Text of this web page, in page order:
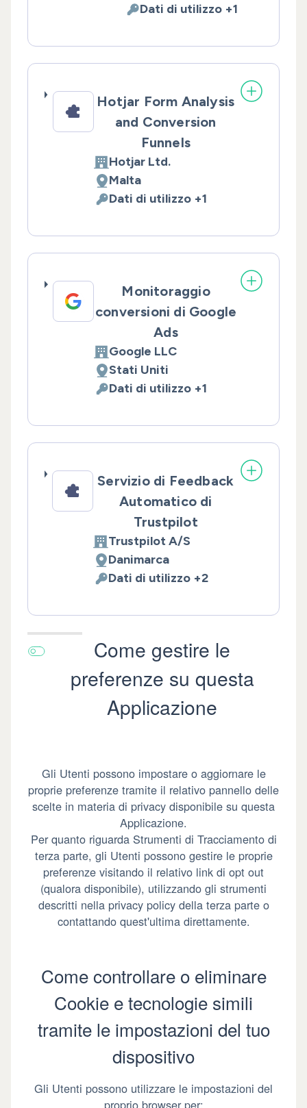
Dati Personali trattati:
Dati di utilizzo +1
Hotjar Form Analysis
and Conversion
Funnels
Azienda:
Hotjar Ltd.
Luogo del trattamento:
Malta
Dati Personali trattati:
Dati di utilizzo +1
Monitoraggio
conversioni di Google
Ads
Azienda:
Google LLC
Luogo del trattamento:
Stati Uniti
Dati Personali trattati:
Dati di utilizzo +1
Servizio di Feedback
Automatico di
Trustpilot
Azienda:
Trustpilot A/S
Luogo del trattamento:
Danimarca
Dati Personali trattati:
Dati di utilizzo +2
Come gestire le
preferenze su questa
Applicazione
Gli Utenti possono impostare o aggiornare le
proprie preferenze tramite il relativo pannello delle
scelte in materia di privacy disponibile su questa
Applicazione.
Per quanto riguarda Strumenti di Tracciamento di
terza parte, gli Utenti possono gestire le proprie
preferenze visitando il relativo link di opt out
(qualora disponibile), utilizzando gli strumenti
descritti nella privacy policy della terza parte o
contattando quest'ultima direttamente.
Come controllare o eliminare
Cookie e tecnologie simili
tramite le impostazioni del tuo
dispositivo
Gli Utenti possono utilizzare le impostazioni del
proprio browser per: